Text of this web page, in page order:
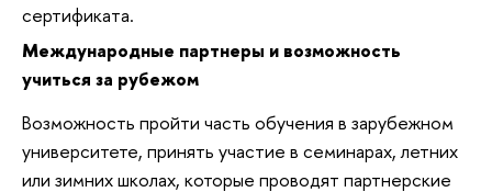
сертификата.
Международные партнеры и возможность
учиться за рубежом
Возможность пройти часть обучения в зарубежном
универси­тете, принять участие в семинарах, летних
или зимних школах, которые проводят партнерские